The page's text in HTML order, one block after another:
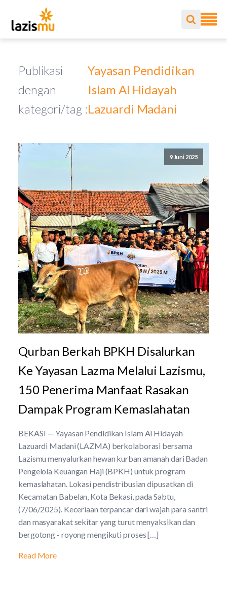
Publikasi
dengan
kategori/tag :
Yayasan Pendidikan
Islam Al Hidayah
Lazuardi Madani
9 Juni 2025
Qurban Berkah BPKH Disalurkan
Ke Yayasan Lazma Melalui Lazismu,
150 Penerima Manfaat Rasakan
Dampak Program Kemaslahatan
BEKASI — Yayasan Pendidikan Islam Al Hidayah
Lazuardi Madani (LAZMA) berkolaborasi bersama
Lazismu menyalurkan hewan kurban amanah dari Badan
Pengelola Keuangan Haji (BPKH) untuk program
kemaslahatan. Lokasi pendistribusian dipusatkan di
Kecamatan Babelan, Kota Bekasi, pada Sabtu,
(7/06/2025). Keceriaan terpancar dari wajah para santri
dan masyarakat sekitar yang turut menyaksikan dan
bergotong - royong mengikuti proses […]
Read More